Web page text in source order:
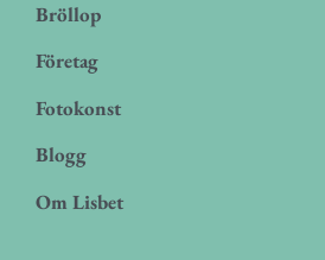
Bröllop
Företag
Fotokonst
Blogg
Om Lisbet